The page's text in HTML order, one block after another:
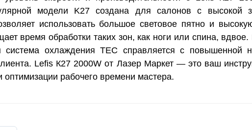
модели K27 создана для салонов с высокой
использовать большое световое пятно и
время обработки таких зон, как ноги или спина,
система охлаждения TEC справляется с повышенной
Lefis К27 2000W от Лазер Маркет — это ваш
рабочего времени мастера.